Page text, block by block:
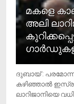
മകളെ
അലി
ദുബായ് :
കഴിഞ്ഞാല്‍
ലാറിജാനിയെ
4